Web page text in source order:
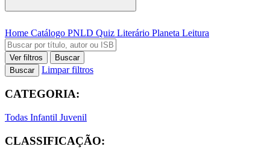
Home Catálogo PNLD Quiz Literário Planeta Leitura
Ver filtros
Buscar
Buscar
Limpar filtros
CATEGORIA:
Todas Infantil Juvenil
CLASSIFICAÇÃO: